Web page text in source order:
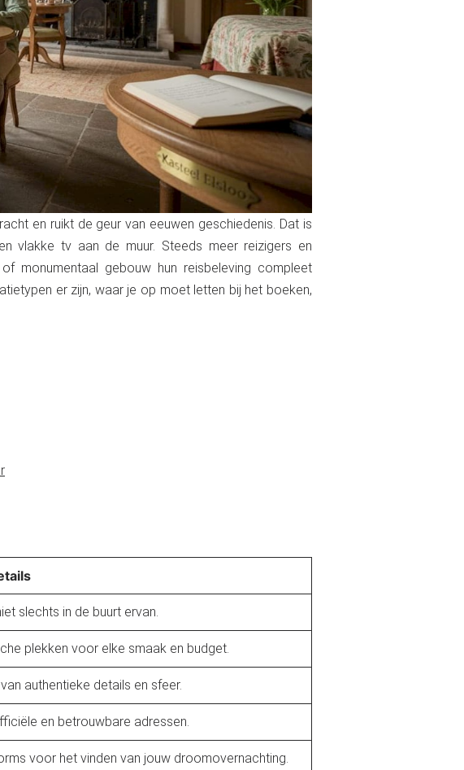
en ruikt de geur van eeuwen geschiedenis. Dat is
vlakke tv aan de muur. Steeds meer reizigers en
monumentaal gebouw hun reisbeleving compleet
er zijn, waar je op moet letten bij het boeken,
slechts in de buurt ervan.
plekken voor elke smaak en budget.
authentieke details en sfeer.
en betrouwbare adressen.
voor het vinden van jouw droomovernachting.